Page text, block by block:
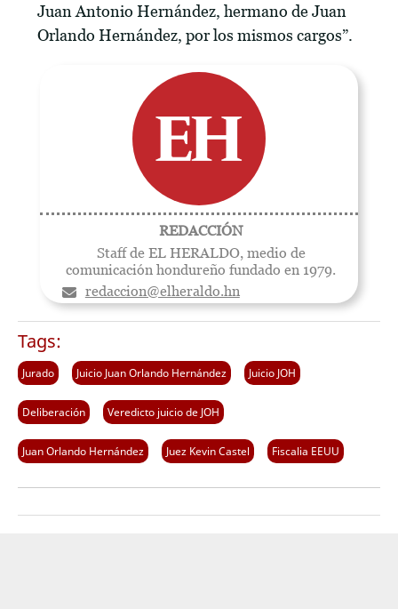
Juan Antonio Hernández, hermano de Juan
Orlando Hernández, por los mismos cargos”.
REDACCIÓN
Staff de EL HERALDO, medio de
comunicación hondureño fundado en 1979.
redaccion@elheraldo.hn
Tags:
Jurado Juicio Juan Orlando Hernández Juicio JOH
Deliberación Veredicto juicio de JOH
Juan Orlando Hernández Juez Kevin Castel Fiscalia EEUU